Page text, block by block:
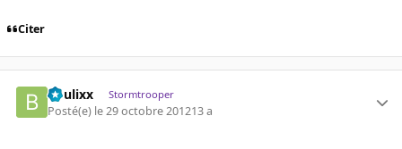
Citer
boulixx Stormtrooper
Posté(e) le 29 octobre 201213 a